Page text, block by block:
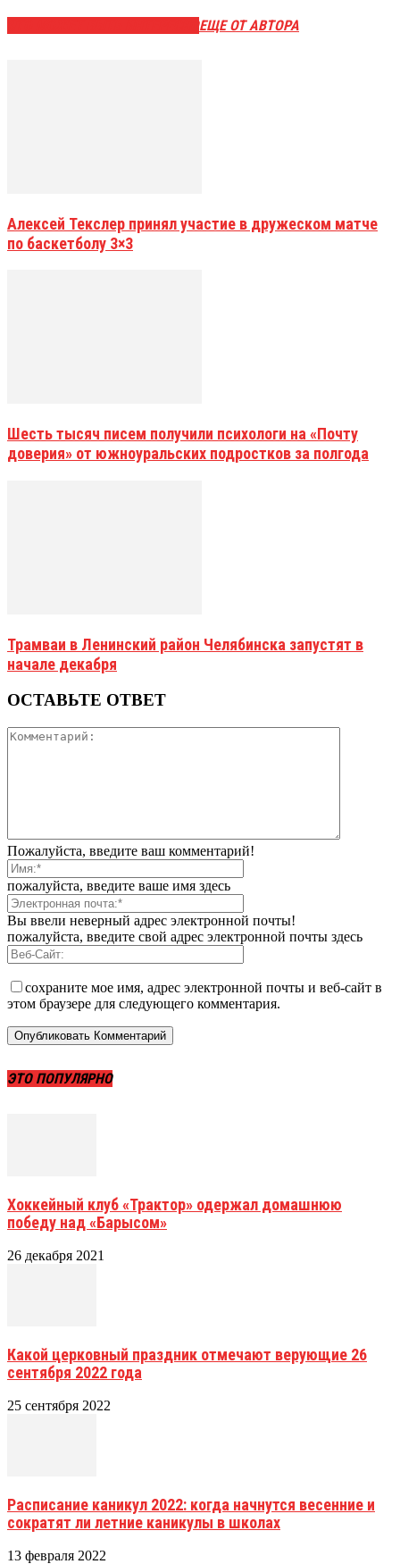
ЕЩЕ ОТ АВТОРА
Алексей Текслер принял участие в дружеском матче
по баскетболу 3×3
Шесть тысяч писем получили психологи на «Почту
доверия» от южноуральских подростков за полгода
Трамваи в Ленинский район Челябинска запустят в
начале декабря
ОСТАВЬТЕ ОТВЕТ
Пожалуйста, введите ваш комментарий!
пожалуйста, введите ваше имя здесь
Вы ввели неверный адрес электронной почты!
пожалуйста, введите свой адрес электронной почты здесь
сохраните мое имя, адрес электронной почты и веб-сайт в
этом браузере для следующего комментария.
ЭТО ПОПУЛЯРНО
Хоккейный клуб «Трактор» одержал домашнюю
победу над «Барысом»
26 декабря 2021
Какой церковный праздник отмечают верующие 26
сентября 2022 года
25 сентября 2022
Расписание каникул 2022: когда начнутся весенние и
сократят ли летние каникулы в школах
13 февраля 2022